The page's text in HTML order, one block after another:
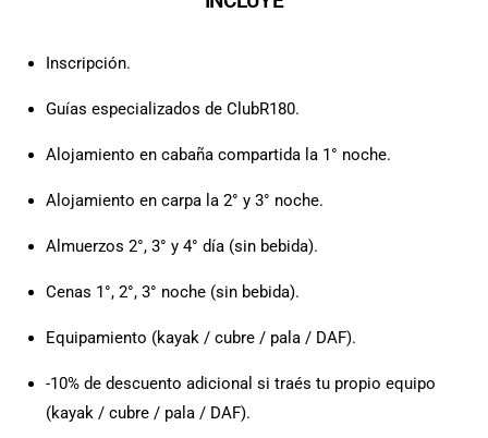
Inscripción.
Guías especializados de ClubR180.
Alojamiento en cabaña compartida la 1° noche.
Alojamiento en carpa la 2° y 3° noche.
Almuerzos 2°, 3° y 4° día (sin bebida).
Cenas 1°, 2°, 3° noche (sin bebida).
Equipamiento (kayak / cubre / pala / DAF).
-10% de descuento adicional si traés tu propio equipo
(kayak / cubre / pala / DAF).